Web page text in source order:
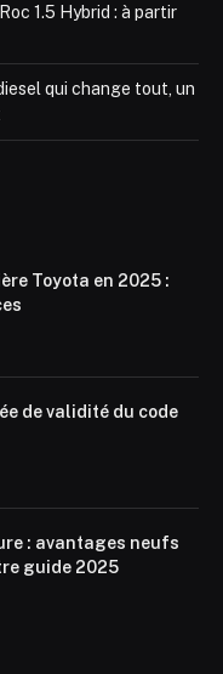
1.5 Hybrid : à partir
qui change tout, un
Toyota en 2025 :
de validité du code
: avantages neufs
guide 2025